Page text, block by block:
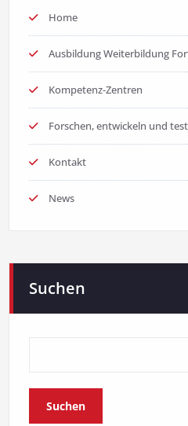
Home
Ausbildung Weiterbildung
Kompetenz-Zentren
Forschen, entwickeln und
Kontakt
News
Suchen
Suchen